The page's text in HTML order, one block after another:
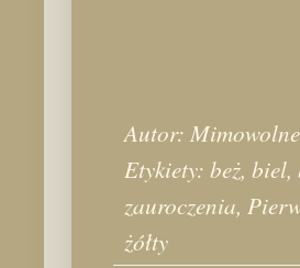
Autor:
Etykiety: beż, biel,
zauroczenia,
żółty